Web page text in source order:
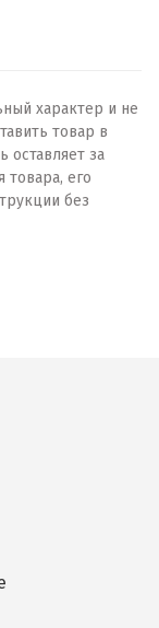
характер и не
товар в
оставляет за
товара, его
без